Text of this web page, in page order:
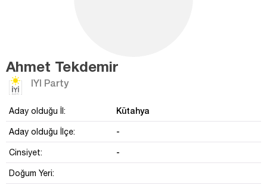
Ahmet Tekdemir
IYI Party
Aday olduğu İl: Kütahya
Aday olduğu İlçe: -
Cinsiyet: -
Doğum Yeri: